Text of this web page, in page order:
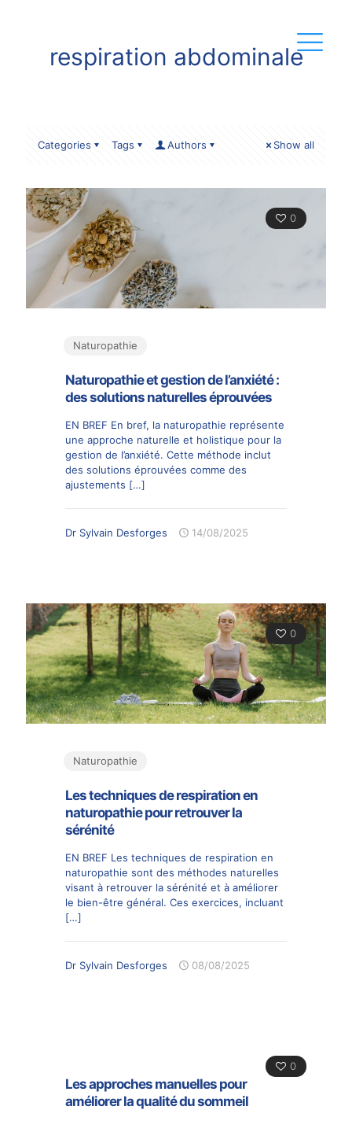
respiration abdominale
Categories Tags Authors Show all
0
Naturopathie
Naturopathie et gestion de l’anxiété :
des solutions naturelles éprouvées
EN BREF En bref, la naturopathie représente
une approche naturelle et holistique pour la
gestion de l’anxiété. Cette méthode inclut
des solutions éprouvées comme des
ajustements […]
Dr Sylvain Desforges 14/08/2025
0
Naturopathie
Les techniques de respiration en
naturopathie pour retrouver la
sérénité
EN BREF Les techniques de respiration en
naturopathie sont des méthodes naturelles
visant à retrouver la sérénité et à améliorer
le bien-être général. Ces exercices, incluant
[…]
Dr Sylvain Desforges 08/08/2025
0
Les approches manuelles pour
améliorer la qualité du sommeil